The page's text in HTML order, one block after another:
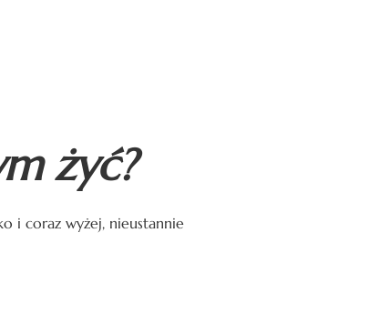
żyć?
i coraz wyżej, nieustannie